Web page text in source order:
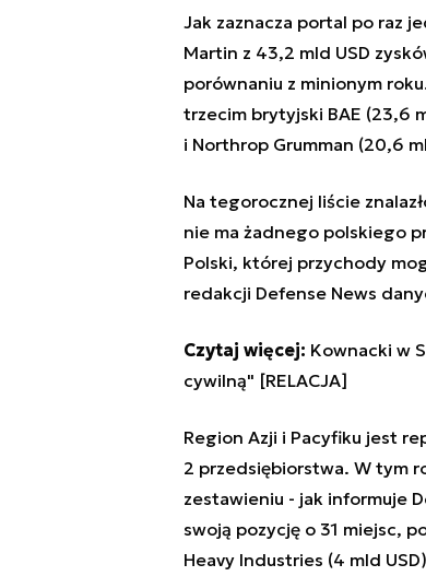
Jak zaznacza portal po raz
Martin z 43,2 mld USD
porównaniu z minionym
trzecim brytyjski BAE (23,6
i Northrop Grumman (20,6
Na tegorocznej liście
nie ma żadnego polskiego
Polski, której przychody
redakcji Defense News
Czytaj więcej: Kownacki w
cywilną" [RELACJA]
Region Azji i Pacyfiku jest
2 przedsiębiorstwa. W tym
zestawieniu - jak informuje
swoją pozycję o 31 miejsc,
Heavy Industries (4 mld